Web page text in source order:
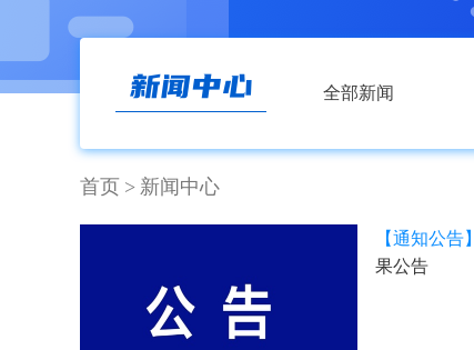
全部新闻
首页 > 新闻中心
【通知公告】
果公告